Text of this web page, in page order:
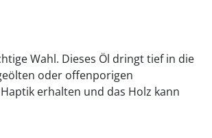
Wahl. Dieses Öl dringt tief in die
oder offenporigen
erhalten und das Holz kann